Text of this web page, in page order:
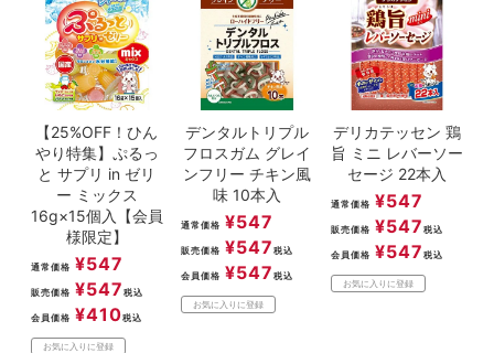
【25%OFF！ひん
やり特集】ぷるっ
と サプリ in ゼリ
ー ミックス
16g×15個入【会員
様限定】
通常価格 ¥547
販売価格 ¥547 税込
会員価格 ¥410税込
お気に入りに登録
デンタルトリプル
フロスガム グレイ
ンフリー チキン風
味 10本入
通常価格 ¥547
販売価格 ¥547 税込
会員価格 ¥547 税込
お気に入りに登録
デリカテッセン 鶏
旨 ミニ レバーソー
セージ 22本入
通常価格 ¥547
販売価格 ¥547 税込
会員価格 ¥547 税込
お気に入りに登録